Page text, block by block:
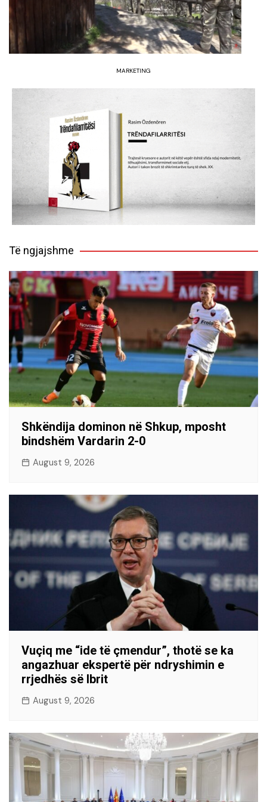
MARKETING
Të ngjajshme
Shkëndija dominon në Shkup, mposht
bindshëm Vardarin 2-0
August 9, 2026
Vuçiq me “ide të çmendur”, thotë se ka
angazhuar ekspertë për ndryshimin e
rrjedhës së Ibrit
August 9, 2026